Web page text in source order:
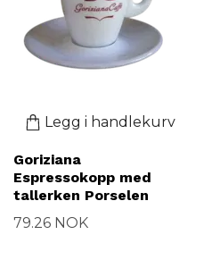
Legg i handlekurv
Goriziana
Espressokopp med
tallerken Porselen
79.26 NOK